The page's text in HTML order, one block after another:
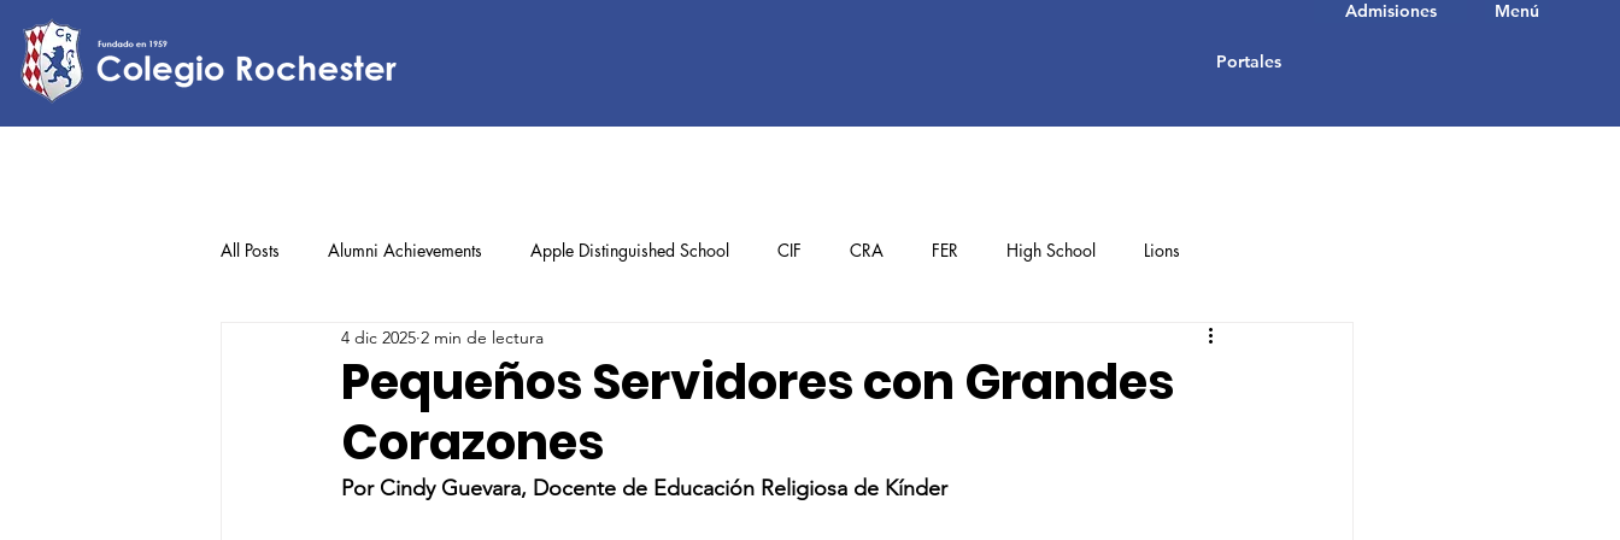
Portales
Menú
Admisiones
All Posts Alumni Achievements Apple Distinguished School CIF CRA FER High School Lions
Lower Elementary Middle School Student Achievements
Upper Elementary
Pequeños Servidores con Grandes
Corazones
4 dic 2025 2 min de lectura
Por Cindy Guevara, Docente de Educación Religiosa de Kínder